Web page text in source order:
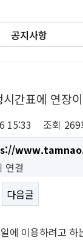
공지사항
시간표에 연장
15:33 조회 269
연결
다음글
에 이용하려고 하